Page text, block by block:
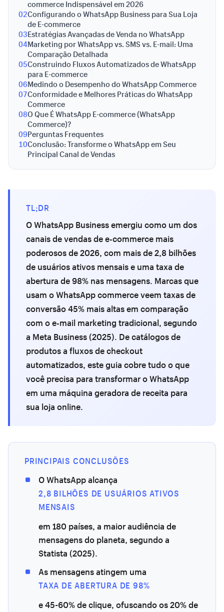
commerce Indispensável em 2026
02Configurando o WhatsApp Business para Sua Loja
de E-commerce
03Estratégias Avançadas de Venda no WhatsApp
04Marketing por WhatsApp vs. SMS vs. E-mail: Uma
Comparação Detalhada
05Construindo Fluxos Automatizados de WhatsApp
para E-commerce
06Medindo o Desempenho do WhatsApp Commerce
07Conformidade e Melhores Práticas do WhatsApp
Commerce
08O Que É WhatsApp E-commerce (WhatsApp
Commerce)?
09Perguntas Frequentes
10Conclusão: Transforme o WhatsApp em Seu
Principal Canal de Vendas
TL;DR
O WhatsApp Business emergiu como um dos
canais de vendas de e-commerce mais
poderosos de 2026, com mais de 2,8 bilhões
de usuários ativos mensais e uma taxa de
abertura de 98% nas mensagens. Marcas que
usam o WhatsApp commerce veem taxas de
conversão 45% mais altas em comparação
com o e-mail marketing tradicional, segundo
a Meta Business (2025). De catálogos de
produtos a fluxos de checkout
automatizados, este guia cobre tudo o que
você precisa para transformar o WhatsApp
em uma máquina geradora de receita para
sua loja online.
PRINCIPAIS CONCLUSÕES
O WhatsApp alcança
2,8 BILHÕES DE USUÁRIOS ATIVOS
MENSAIS
em 180 países, a maior audiência de
mensagens do planeta, segundo a
Statista (2025).
As mensagens atingem uma
TAXA DE ABERTURA DE 98%
e 45-60% de clique, ofuscando os 20% de